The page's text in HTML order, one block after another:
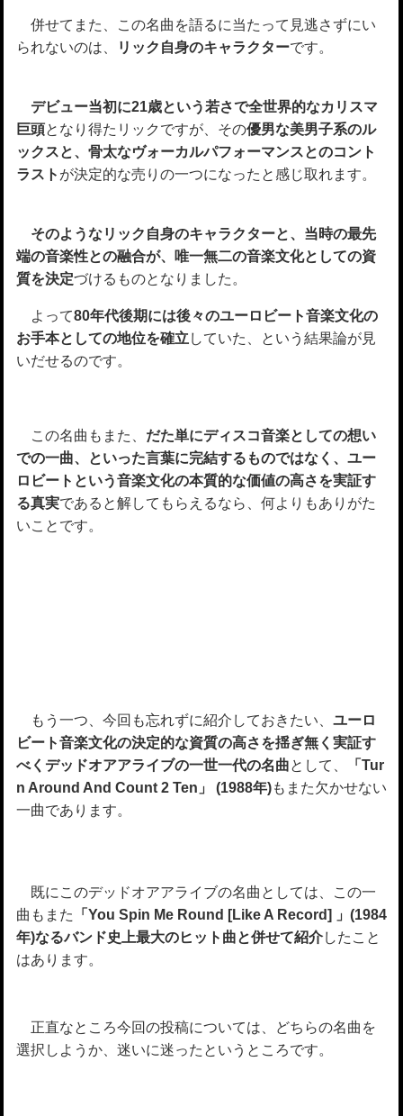
併せてまた、この名曲を語るに当たって見逃さずにい
られないのは、
リック自身のキャラクターです。
デビュー当初に21歳という若さで全世界的なカリスマ
巨頭となり得たリックですが、その優男な美男子系のル
ックスと、骨太なヴォーカルパフォーマンスとのコント
ラスト が決定的な売りの一つになったと感じ取れます。
そのようなリック自身のキャラクターと、当時の最先
端の音楽性との融合が、唯一無二の音楽文化としての資
質を決定づけるものとなりました。
よって80年代後期には後々のユーロビート音楽文化の
お手本としての地位を確立 していた、という結果論が見
いだせるのです。
この名曲もまた、 だた単にディスコ音楽としての想い
での一曲、といった言葉に完結するものではなく、ユー
ロビートという音楽文化の本質的な価値の高さを実証す
る真実であると解してもらえるなら、何よりもありがた
いことです。
もう一つ、今回も忘れずに紹介しておきたい、 ユーロ
ビート音楽文化の決定的な資質の高さを揺ぎ無く実証す
べくデッドオアアライブの一世一代の名曲として、
「Tur
n Around And Count 2 Ten」 (1988年)もまた欠かせない
一曲であります。
既にこのデッドオアアライブの名曲としては、この一
曲もまた 「You Spin Me Round [Like A Record] 」(1984
年)なるバンド史上最大のヒット曲と併せて紹介したこと
はあります。
正直なところ今回の投稿については、どちらの名曲を
選択しようか、迷いに迷ったというところです。